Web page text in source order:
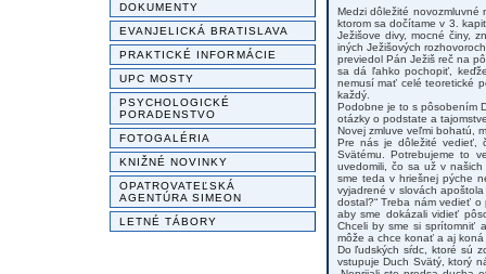
DOKUMENTY
EVANJELICKÁ BRATISLAVA
PRAKTICKÉ INFORMÁCIE
UPC MOSTY
PSYCHOLOGICKÉ
PORADENSTVO
FOTOGALÉRIA
KNIŽNÉ NOVINKY
OPATROVATEĽSKÁ
AGENTÚRA SIMEON
LETNÉ TÁBORY
Medzi dôležité
ktorom sa dočítame v 3.
Ježišove divy, mocné činy,
iných Ježišových
previedol Pán Ježiš reč na
sa dá ľahko pochopiť,
nemusí mať celé teoretické
každý.
Podobne je to s pôsobením
otázky o podstate a
Novej zmluve veľmi bohatú,
Pre nás je dôležité vedieť,
Svätému. Potrebujeme to
uvedomili, čo sa už v
sme teda v hriešnej pýche
vyjadrené v slovách
dostal?“ Treba nám vedieť
aby sme dokázali vidieť
Chceli by sme si sprítomniť
môže a chce konať a aj
Do ľudských sŕdc, ktoré sú
vstupuje Duch Svätý, ktorý